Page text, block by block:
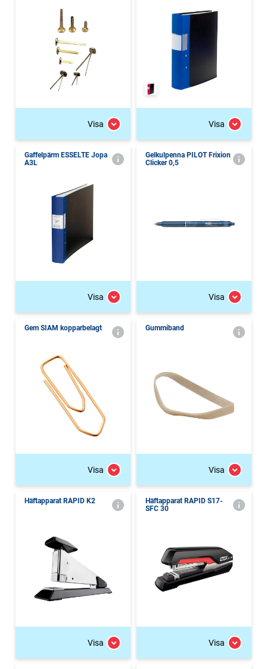
Visa Visa
Gaffelpärm ESSELTE Jopa
A3L
Visa
Gelkulpenna PILOT Frixion
Clicker 0,5
Visa
Gem SIAM kopparbelagt
Visa
Gummiband
Visa
Häftapparat RAPID K2
Visa
Häftapparat RAPID S17-
SFC 30
Visa